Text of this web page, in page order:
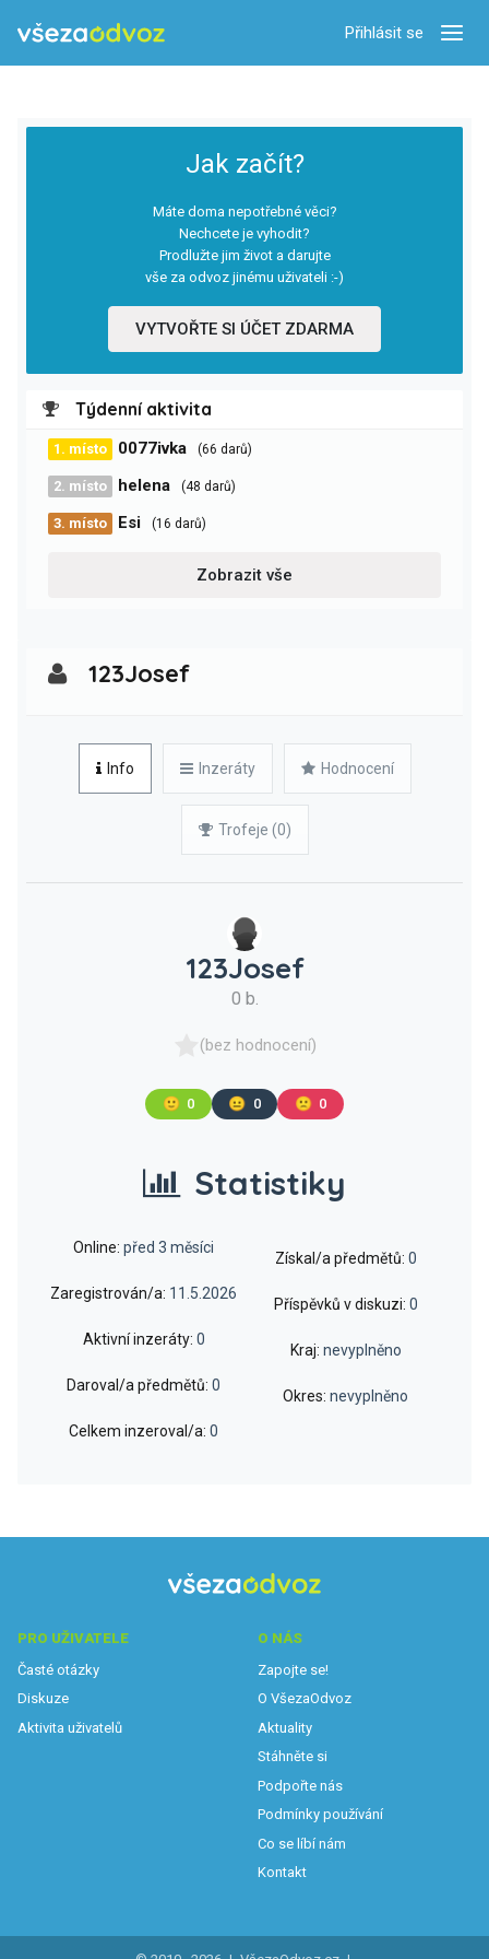
Přihlásit se
Jak začít?
Máte doma nepotřebné věci?
Nechcete je vyhodit?
Prodlužte jim život a darujte
vše za odvoz jinému uživateli :-)
VYTVOŘTE SI ÚČET ZDARMA
Týdenní aktivita
1. místo 0077ivka (66 darů)
2. místo helena (48 darů)
3. místo Esi (16 darů)
Zobrazit vše
123Josef
Info Inzeráty Hodnocení
Trofeje (0)
123Josef
0 b.
(bez hodnocení)
🙂 0 😐 0 🙁 0
Statistiky
Online: před 3 měsíci
Zaregistrován/a: 11.5.2026
Aktivní inzeráty: 0
Daroval/a předmětů: 0
Celkem inzeroval/a: 0
Získal/a předmětů: 0
Příspěvků v diskuzi: 0
Kraj: nevyplněno
Okres: nevyplněno
PRO UŽIVATELE
Časté otázky
Diskuze
Aktivita uživatelů
O NÁS
Zapojte se!
O VšezaOdvoz
Aktuality
Stáhněte si
Podpořte nás
Podmínky používání
Co se líbí nám
Kontakt